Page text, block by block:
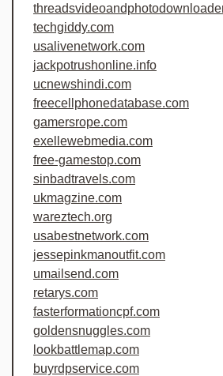
techgiddy.com
usalivenetwork.com
jackpotrushonline.info
ucnewshindi.com
freecellphonedatabase.com
gamersrope.com
exellewebmedia.com
free-gamestop.com
sinbadtravels.com
ukmagzine.com
wareztech.org
usabestnetwork.com
jessepinkmanoutfit.com
umailsend.com
retarys.com
fasterformationcpf.com
goldensnuggles.com
lookbattlemap.com
buyrdpservice.com